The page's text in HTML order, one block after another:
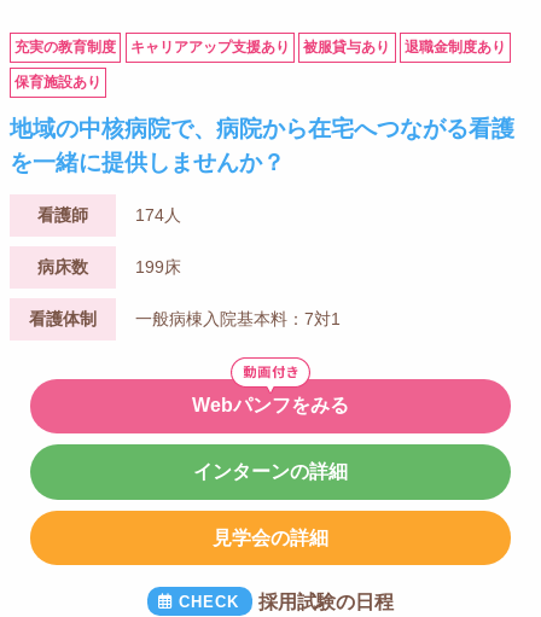
充実の教育制度 キャリアアップ支援あり 被服貸与あり 退職金制度あり
保育施設あり
地域の中核病院で、病院から在宅へつながる看護
を一緒に提供しませんか？
看護師 174人
病床数 199床
看護体制 一般病棟入院基本料：7対1
Webパンフをみる
インターンの詳細
見学会の詳細
採用試験の日程